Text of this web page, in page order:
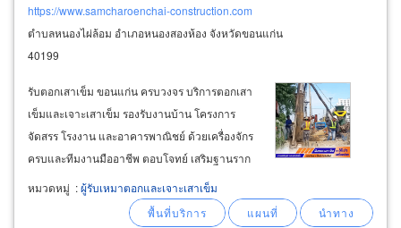
https://www.samcharoenchai-construction.com
ตำบลหนองไผ่ล้อม อำเภอหนองสองห้อง จังหวัดขอนแก่น
40199
รับตอกเสาเข็ม ขอนแก่น ครบวงจร บริการตอกเสา
เข็มและเจาะเสาเข็ม รองรับงานบ้าน โครงการ
จัดสรร โรงงาน และอาคารพาณิชย์ ด้วยเครื่องจักร
ครบและทีมงานมืออาชีพ ตอบโจทย์ เสริมฐานราก
ใหม่, รองรับน้ำหนักโครงสร้าง, ป้องกันทรุดตัว, เพิ่ม
ความมั่นคงระยะยาว รับตอกเสาเข็มไมโครไพล์
ไอ18, ไอ22, ไอ26 เหมาะกับงานต่อเติมและพื้นที่
หมวดหมู่ :ผู้รับเหมาตอกและเจาะเสาเข็ม